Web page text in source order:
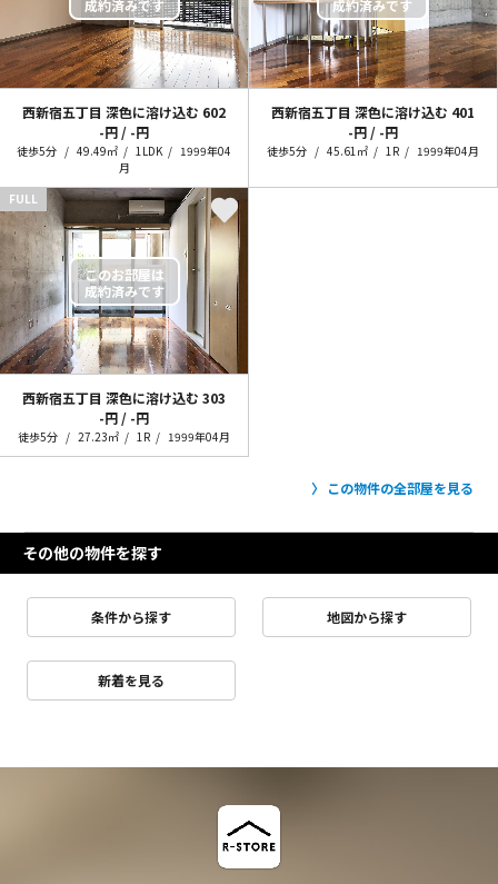
西新宿五丁目 深色に溶け込む 602
-円 / -円
徒歩5分 49.49㎡ 1LDK
1999年04
月
西新宿五丁目 深色に溶け込む 401
-円 / -円
徒歩5分 45.61㎡ 1R 1999年04月
FULL
西新宿五丁目 深色に溶け込む 303
-円 / -円
徒歩5分 27.23㎡ 1R 1999年04月
この物件の全部屋を見る
その他の物件を探す
条件から探す 地図から探す
新着を見る